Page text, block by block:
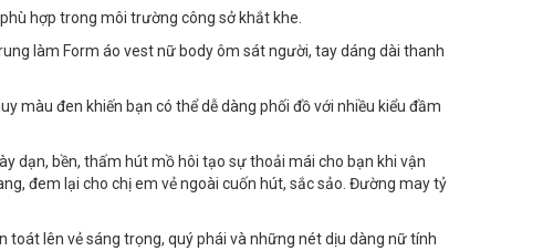
hợp trong môi trường công sở khắt khe.
làm Form áo vest nữ body ôm sát người, tay dáng dài thanh
màu đen khiến bạn có thể dễ dàng phối đồ với nhiều kiểu đầm
dạn, bền, thấm hút mồ hôi tạo sự thoải mái cho bạn khi vận
đem lại cho chị em vẻ ngoài cuốn hút, sắc sảo. Đường may tỷ
lên vẻ sáng trọng, quý phái và những nét dịu dàng nữ tính